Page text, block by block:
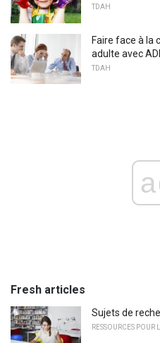
TDAH
Faire face à la
adulte avec
TDAH
Fresh articles
Sujets de
RESSOURCES POUR